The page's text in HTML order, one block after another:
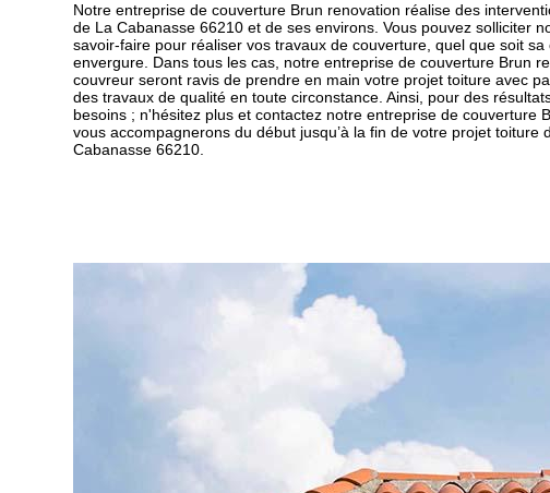
Notre entreprise de couverture Brun renovation réalise des
de La Cabanasse 66210 et de ses environs. Vous pouvez solliciter
savoir-faire pour réaliser vos travaux de couverture, quel que soit sa
envergure. Dans tous les cas, notre entreprise de couverture Brun
couvreur seront ravis de prendre en main votre projet toiture avec
des travaux de qualité en toute circonstance. Ainsi, pour des
besoins ; n'hésitez plus et contactez notre entreprise de couverture
vous accompagnerons du début jusqu’à la fin de votre projet toiture
Cabanasse 66210.